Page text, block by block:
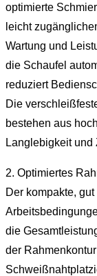
optimierte
leicht
Wartung und
die Schaufel
reduziert
Die
bestehen aus
Langlebigkeit und
2. Optimiertes
Der kompakte,
die
der